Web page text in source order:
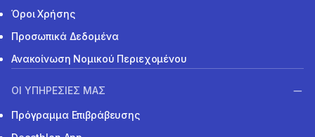
Όροι Χρήσης
Προσωπικά Δεδομένα
Ανακοίνωση Νομικού Περιεχομένου
ΟΙ ΥΠΗΡΕΣΙΕΣ ΜΑΣ
Πρόγραμμα Επιβράβευσης